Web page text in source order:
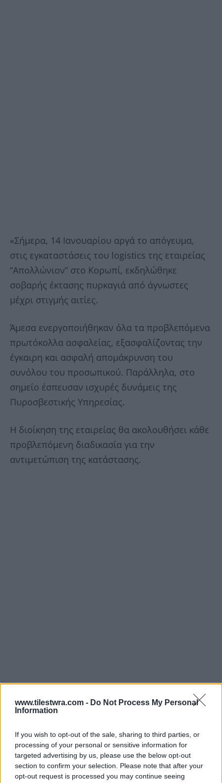
www.tilestwra.com - Do Not Process My Personal
Information
If you wish to opt-out of the sale, sharing to third parties, or
processing of your personal or sensitive information for
targeted advertising by us, please use the below opt-out
section to confirm your selection. Please note that after your
opt-out request is processed you may continue seeing
«Σήμερα, 14 Ιανουαρίου αργά το απόγευμα,
στις εγκαταστάσεις του logistics της εταιρείας
“Απολλώνιον” στο Κορωπί, εκδηλώθηκε
σοβαρής έκτασης πυρκαγιά από άγνωστες
μέχρι στιγμής αιτίες.
Άμεσα ενεργοποιήθηκαν όλα τα προβλεπόμενα
πρωτόκολλα ασφαλείας, εξασφαλίζοντας την
έγκαιρη και ασφαλή απομάκρυνση του
συνόλου του προσωπικού. Παράλληλα, στο
σημείο έσπευσαν ισχυρές δυνάμεις της
Πυροσβεστικής Υπηρεσίας.
Η διοίκηση της εταιρείας θα ακολουθήσει κάθε
προβλεπόμενη διαδικασία για την
αντιμετώπιση της κατάστασης.
Εκφράζουμε την ειλικρινή μας ευγνωμοσύνη
του για την άμεση και αποτελεσματική
ανταπόκρισή τους, καθώς και στους
εργαζομένους μας για τη συνεργασία τους από